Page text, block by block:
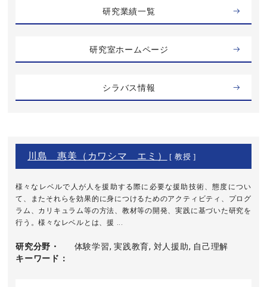
研究業績一覧
研究室ホームページ
シラバス情報
川島 惠美（カワシマ エミ） [ 教授 ]
様々なレベルで人が人を援助する際に必要な援助技術、態度につい
て、またそれらを効果的に身につけるためのアクティビティ、プログ
ラム、カリキュラム等の方法、教材等の開発、実践に基づいた研究を
行う。様々なレベルとは、援 ...
研究分野・
キーワード
体験学習, 実践教育, 対人援助, 自己理解